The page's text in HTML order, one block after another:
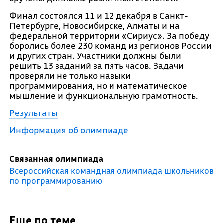
Финал состоялся 11 и 12 декабря в Санкт-
Петербурге, Новосибирске, Алматы и на
федеральной территории «Сириус». За победу
боролись более 230 команд из регионов России
и других стран. Участники должны были
решить 13 заданий за пять часов. Задачи
проверяли не только навыки
программирования, но и математическое
мышление и функциональную грамотность.
Результаты
Информация об олимпиаде
Связанная олимпиада
Всероссийская командная олимпиада школьников
по программированию
Еще по теме